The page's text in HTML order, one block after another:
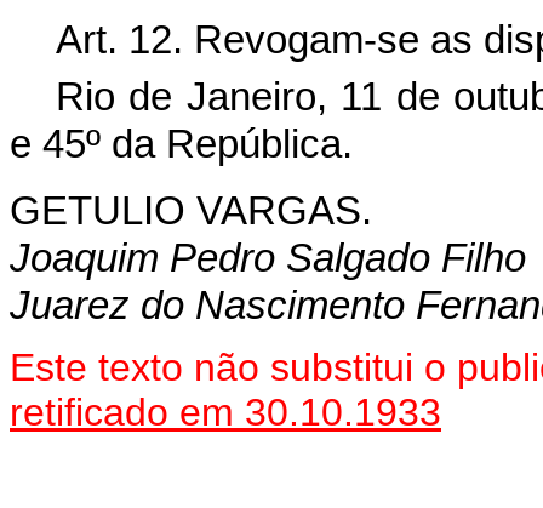
Art. 12. Revogam-se as
Rio de Janeiro, 11 de
e 45º da República.
GETULIO VARGAS.
Joaquim Pedro Salgado Filho
Juarez do Nascimento
Este texto não substitui o
retificado em 30.10.1933